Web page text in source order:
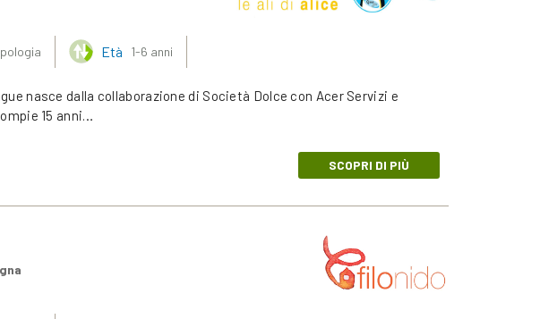
Età 1-6 anni
nasce dalla collaborazione di Società Dolce con Acer Servizi e
15 anni…
SCOPRI DI PIÙ